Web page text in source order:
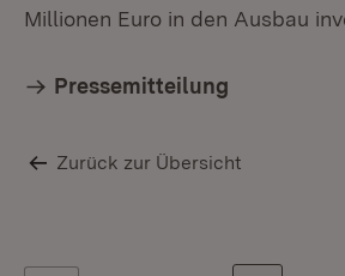
Millionen Euro in den Ausbau
Pressemitteilung
Zurück zur Übersicht